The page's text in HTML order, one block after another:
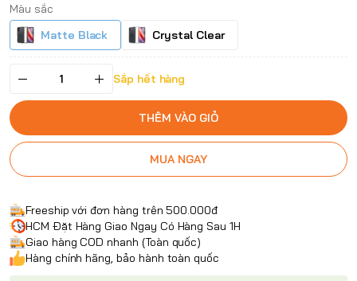
Màu sắc
Matte Black
Crystal Clear
Sắp hết hàng
THÊM VÀO GIỎ
MUA NGAY
Freeship với đơn hàng trên 500.000đ
HCM Đặt Hàng Giao Ngay Có Hàng Sau 1H
Giao hàng COD nhanh (Toàn quốc)
Hàng chính hãng, bảo hành toàn quốc